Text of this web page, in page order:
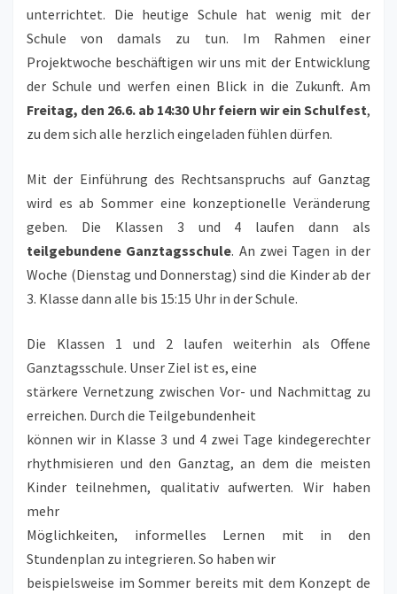
unterrichtet. Die heutige Schule hat wenig mit der
Schule von damals zu tun. Im Rahmen einer
Projektwoche beschäftigen wir uns mit der Entwicklung
der Schule und werfen einen Blick in die Zukunft. Am
Freitag, den 26.6. ab 14:30 Uhr feiern wir ein Schulfest,
zu dem sich alle herzlich eingeladen fühlen dürfen.
Mit der Einführung des Rechtsanspruchs auf Ganztag
wird es ab Sommer eine konzeptionelle Veränderung
geben. Die Klassen 3 und 4 laufen dann als
teilgebundene Ganztagsschule. An zwei Tagen in der
Woche (Dienstag und Donnerstag) sind die Kinder ab der
3. Klasse dann alle bis 15:15 Uhr in der Schule.
Die Klassen 1 und 2 laufen weiterhin als Offene
Ganztagsschule. Unser Ziel ist es, eine
stärkere Vernetzung zwischen Vor- und Nachmittag zu
erreichen. Durch die Teilgebundenheit
können wir in Klasse 3 und 4 zwei Tage kindegerechter
rhythmisieren und den Ganztag, an dem die meisten
Kinder teilnehmen, qualitativ aufwerten. Wir haben
mehr
Möglichkeiten, informelles Lernen mit in den
Stundenplan zu integrieren. So haben wir
beispielsweise im Sommer bereits mit dem Konzept de